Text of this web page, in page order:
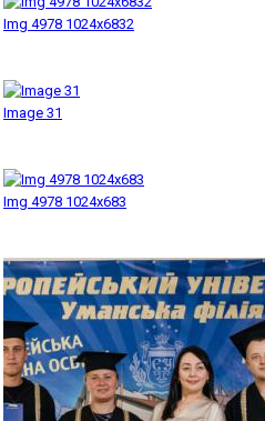
Img 4978 1024x6832
Image 31
Img 4978 1024x683